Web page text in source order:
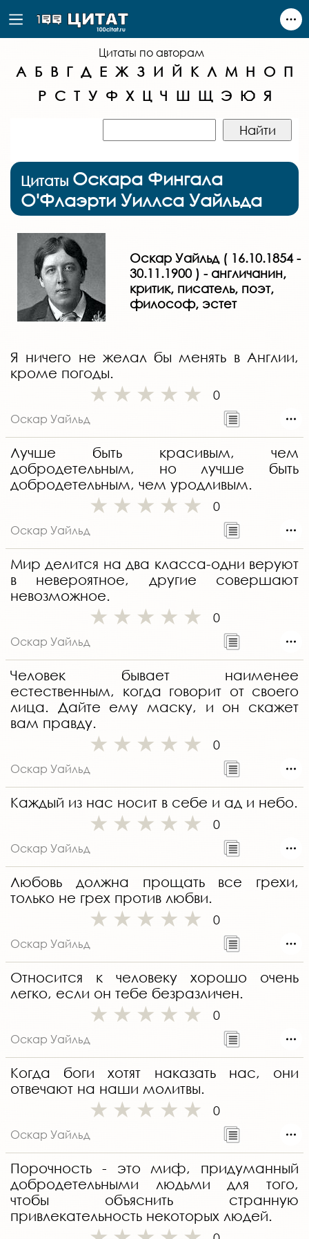
Цитаты по авторам
А Б В Г Д Е Ж З И Й К Л М Н О П
Р С Т У Ф Х Ц Ч Ш Щ Э Ю Я
Цитаты Оскара Фингала
О'Флаэрти Уиллса Уайльда
Оскар Уайльд ( 16.10.1854 -
30.11.1900 ) - англичанин,
критик, писатель, поэт,
философ, эстет
Я ничего не желал бы менять в Англии,
кроме погоды.
0
Оскар Уайльд
Лучше быть красивым, чем
добродетельным, но лучше быть
добродетельным, чем уродливым.
0
Оскар Уайльд
Мир делится на два класса-одни веруют
в невероятное, другие совершают
невозможное.
0
Оскар Уайльд
Человек бывает наименее
естественным, когда говорит от своего
лица. Дайте ему маску, и он скажет
вам правду.
0
Оскар Уайльд
Каждый из нас носит в себе и ад и небо.
0
Оскар Уайльд
Любовь должна прощать все грехи,
только не грех против любви.
0
Оскар Уайльд
Относится к человеку хорошо очень
легко, если он тебе безразличен.
0
Оскар Уайльд
Когда боги хотят наказать нас, они
отвечают на наши молитвы.
0
Оскар Уайльд
Порочность - это миф, придуманный
добродетельными людьми для того,
чтобы объяснить странную
привлекательность некоторых людей.